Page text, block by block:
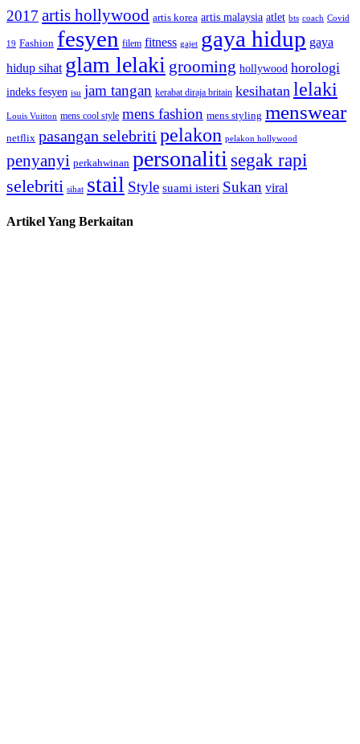
2017 artis hollywood artis korea artis malaysia atlet bts coach Covid
19 Fashion fesyen filem fitness gajet gaya hidup gaya
hidup sihat glam lelaki grooming hollywood horologi
indeks fesyen isu jam tangan kerabat diraja britain kesihatan lelaki
Louis Vuitton mens cool style mens fashion mens styling menswear
netflix pasangan selebriti pelakon pelakon hollywood
penyanyi perkahwinan personaliti segak rapi
selebriti sihat stail Style suami isteri Sukan viral
Artikel Yang Berkaitan